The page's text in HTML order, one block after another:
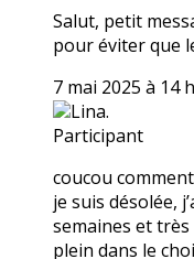
Salut, petit
pour éviter que
7 mai 2025 à 14
Lina.
Participant
coucou comment
je suis désolée,
semaines et
plein dans le